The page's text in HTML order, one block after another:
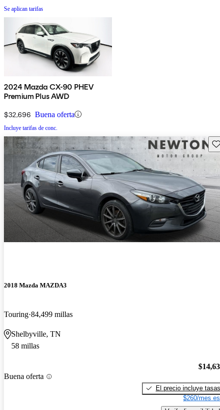
Se aplican tarifas
2024 Mazda CX-90 PHEV
Premium Plus AWD
$32,696 Buena oferta
Incluye tarifas de conc.
2018 Mazda MAZDA3
Touring 84,499 millas
Shelbyville, TN
58 millas
Buena oferta
El precio incluye tasas
$260/mes